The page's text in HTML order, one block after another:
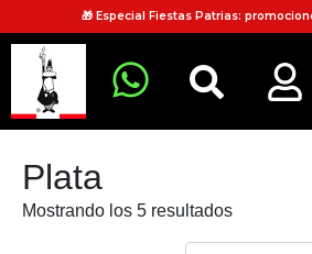
🎁 Especial Fiestas Patrias:
Plata
Mostrando los 5 resultados